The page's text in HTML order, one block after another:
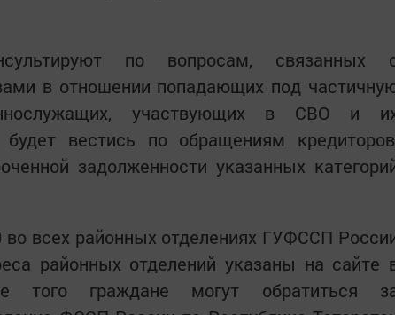
по вопросам, связанных
в отношении попадающих под
участвующих в СВО и
вестись по обращениям
задолженности указанных
всех районных отделениях ГУФССП
районных отделений указаны на сайте
того граждане могут обратиться